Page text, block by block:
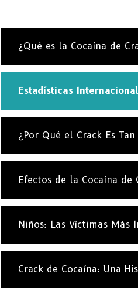
¿Qué es la Cocaína de
Estadísticas
¿Por Qué el Crack Es
Efectos de la Cocaína de
Niños: Las Víctimas Más
Crack de Cocaína: Una